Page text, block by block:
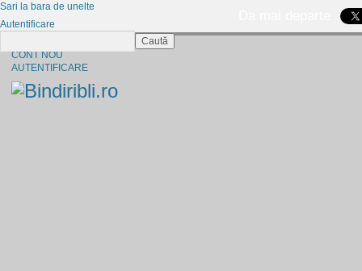
CONT NOU
AUTENTIFICARE
Sari la bara de unelte
Autentificare
Caută